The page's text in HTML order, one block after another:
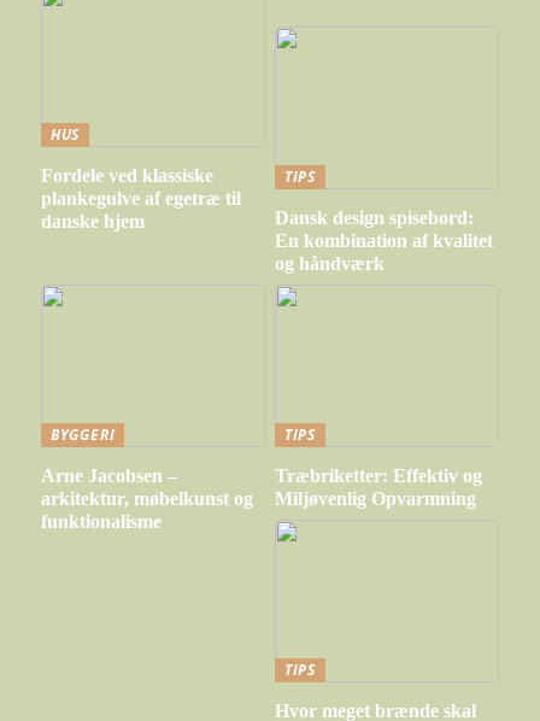
HUS
Fordele ved klassiske
plankegulve af egetræ til
danske hjem
TIPS
Dansk design spisebord:
En kombination af kvalitet
og håndværk
BYGGERI
Arne Jacobsen –
arkitektur, møbelkunst og
funktionalisme
TIPS
Træbriketter: Effektiv og
Miljøvenlig Opvarmning
TIPS
Hvor meget brænde skal